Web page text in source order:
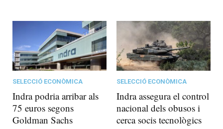
SELECCIÓ ECONÒMICA
Indra podria arribar als
75 euros segons
Goldman Sachs
SELECCIÓ ECONÒMICA
Indra assegura el control
nacional dels obusos i
cerca socis tecnològics